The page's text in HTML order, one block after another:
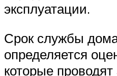
эксплуатации.
Срок службы
определяется
которые